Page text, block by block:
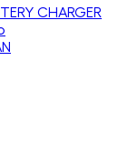
CHARGER